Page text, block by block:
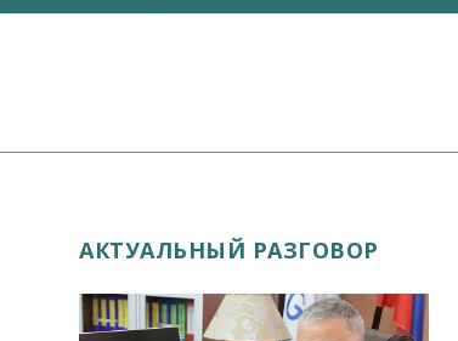
АКТУАЛЬНЫЙ РАЗГОВОР